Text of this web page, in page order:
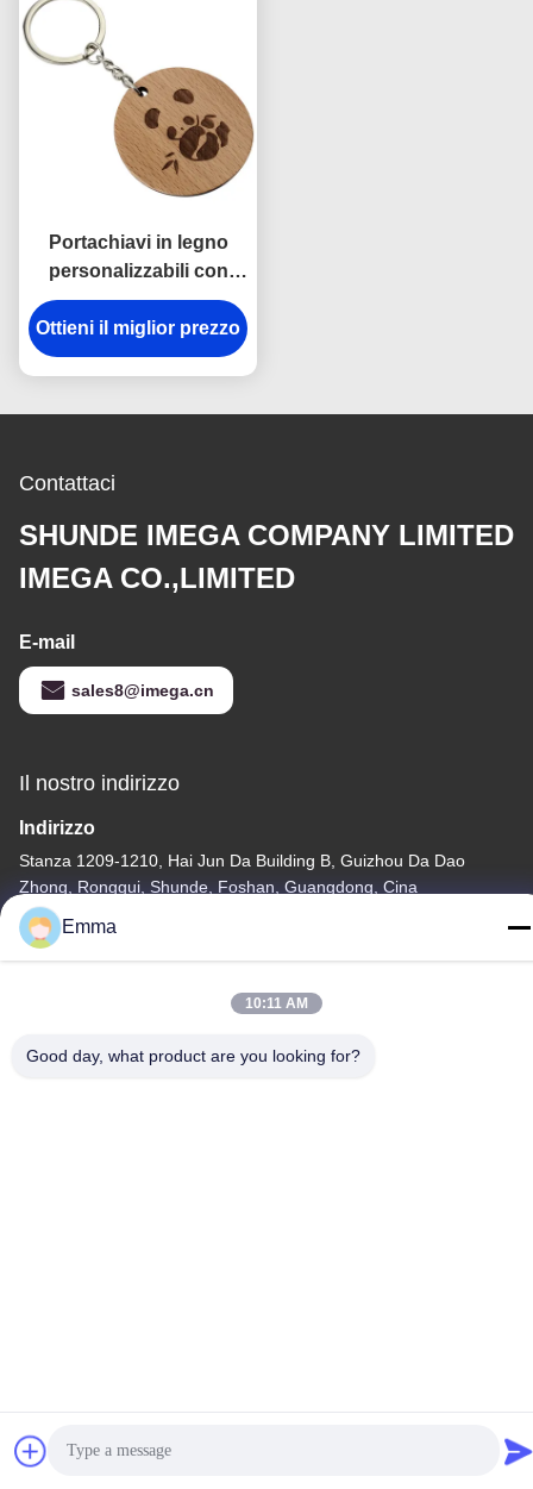
Portachiavi in legno
personalizzabili con
incisione - Spessore 2-
10mm
Ottieni il miglior prezzo
Contattaci
SHUNDE IMEGA COMPANY LIMITED
IMEGA CO.,LIMITED
E-mail
sales8@imega.cn
Il nostro indirizzo
Indirizzo
Stanza 1209-1210, Hai Jun Da Building B, Guizhou Da Dao
Zhong, Ronggui, Shunde, Foshan, Guangdong, Cina
tel
86-15816904632
Emma
10:11 AM
Good day, what product are you looking for?